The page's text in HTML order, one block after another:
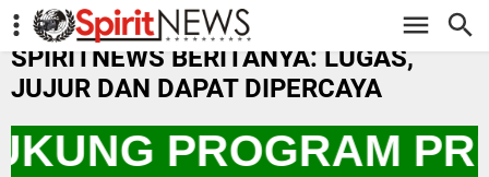
-->
SPIRITNEWS BERITANYA: LUGAS,
JUJUR DAN DAPAT DIPERCAYA
PROGRAM